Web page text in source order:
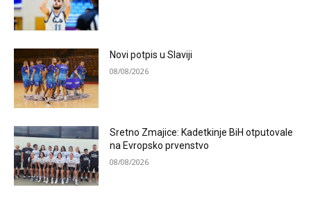
Novi potpis u Slaviji
08/08/2026
Sretno Zmajice: Kadetkinje BiH otputovale
na Evropsko prvenstvo
08/08/2026